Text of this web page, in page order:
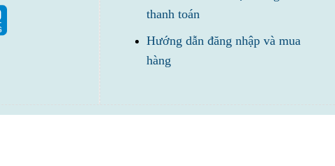
thanh toán
Hướng dẫn đăng nhập và mua
hàng